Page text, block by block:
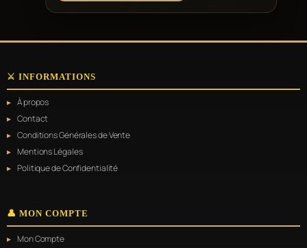
⚔️ INFORMATIONS
À propos
Contact
Conditions Générales de Vente
Mentions Légales
Politique de Confidentialité
👤 MON COMPTE
Mon Compte